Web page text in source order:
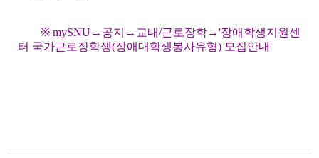
※ mySNU→공지→교내/근로장학→'장애학생지원센
터 국가근로장학생(장애대학생봉사유형) 모집안내'